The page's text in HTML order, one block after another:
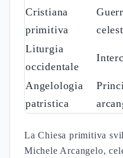
Cristiana
primitiva
Liturgia
occidentale
Angelologia
patristica
La Chiesa primitiva
Michele Arcangelo,